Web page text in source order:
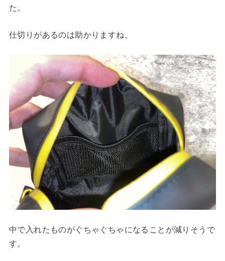
た。
仕切りがあるのは助かりますね。
中で入れたものがぐちゃぐちゃになることが減りそうで
す。